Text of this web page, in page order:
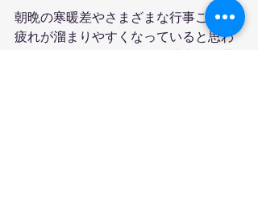
朝晩の寒暖差やさまざまな行事ごとで
疲れが溜まりやすくなっていると思わ